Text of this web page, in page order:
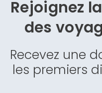
Rejoignez
des
Recevez une
les premiers